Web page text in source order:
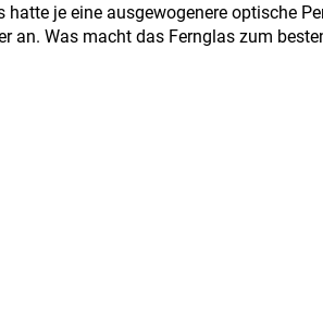
hatte je eine ausgewogenere optische
an. Was macht das Fernglas zum